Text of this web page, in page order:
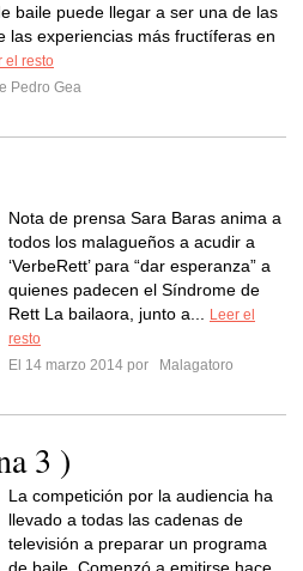
baile puede llegar a ser una de las
las experiencias más fructíferas en
el resto
Pedro Gea
Nota de prensa Sara Baras anima a
todos los malagueños a acudir a
‘VerbeRett’ para “dar esperanza” a
quienes padecen el Síndrome de
Rett La bailaora, junto a...
Leer el
resto
El 14 marzo 2014 por
Malagatoro
3 )
La competición por la audiencia ha
llevado a todas las cadenas de
televisión a preparar un programa